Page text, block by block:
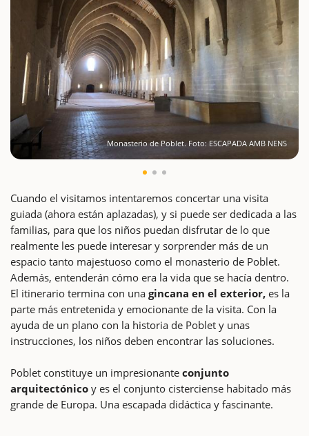
Monasterio de Poblet. Foto: ESCAPADA AMB NENS
Cuando el visitamos intentaremos concertar una visita
guiada (ahora están aplazadas), y si puede ser dedicada a las
familias, para que los niños puedan disfrutar de lo que
realmente les puede interesar y sorprender más de un
espacio tanto majestuoso como el monasterio de Poblet.
Además, entenderán cómo era la vida que se hacía dentro.
El itinerario termina con una gincana en el exterior, es la
parte más entretenida y emocionante de la visita. Con la
ayuda de un plano con la historia de Poblet y unas
instrucciones, los niños deben encontrar las soluciones.
Poblet constituye un impresionante conjunto
arquitectónico y es el conjunto cisterciense habitado más
grande de Europa. Una escapada didáctica y fascinante.